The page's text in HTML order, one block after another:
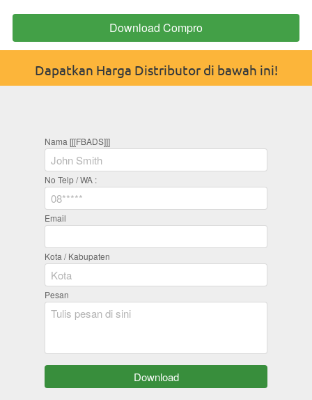
`Download Compro
Dapatkan Harga Distributor di bawah ini!
Nama [[[FBADS]]]
No Telp / WA :
Email
Kota / Kabupaten
Pesan
`Download